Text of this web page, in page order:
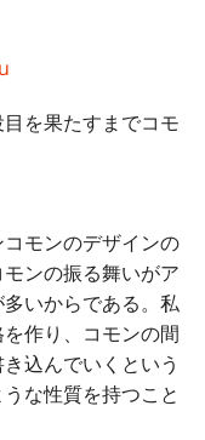
を果たすまでコモ
モンのデザインの
ンの振る舞いがア
いからである。私
作り、コモンの間
込んでいくという
な性質を持つこと